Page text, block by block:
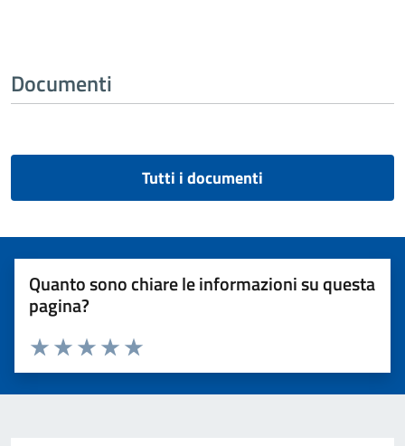
Documenti
Tutti i documenti
Quanto sono chiare le informazioni su questa
pagina?
Valuta 5 stelle su 5
Valuta 4 stelle su 5
Valuta 3 stelle su 5
Valuta 2 stelle su 5
Valuta 1 stelle su 5